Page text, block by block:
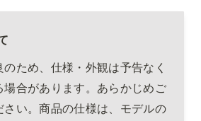
のため、仕様・外観は予告なく
場合があります。あらかじめご
さい。商品の仕様は、モデルの